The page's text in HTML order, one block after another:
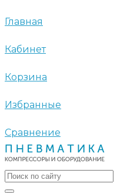
Главная
Кабинет
Корзина
Избранные
Сравнение